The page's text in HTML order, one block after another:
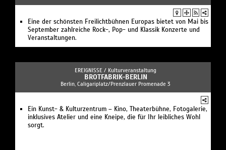
Eine der schönsten Freilichtbühnen Europas bietet von Mai bis
September zahlreiche Rock-, Pop- und Klassik Konzerte und
Veranstaltungen.
EREIGNISSE / Kulturveranstaltung
BROTFABRIK-BERLIN
Berlin, Caligariplatz/Prenzlauer Promenade 3
Ein Kunst- & Kulturzentrum – Kino, Theaterbühne, Fotogalerie,
inklusives Atelier und eine Kneipe, die für Ihr leibliches Wohl
sorgt.